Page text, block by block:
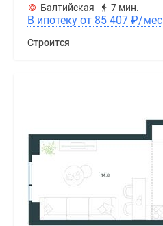
Балтийская
7 мин.
В ипотеку от 85 407 ₽/мес
Строится